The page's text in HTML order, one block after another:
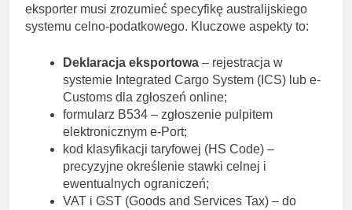
eksporter musi zrozumieć specyfikę australijskiego
systemu celno-podatkowego. Kluczowe aspekty to:
Deklaracja eksportowa – rejestracja w
systemie Integrated Cargo System (ICS) lub e-
Customs dla zgłoszeń online;
formularz B534 – zgłoszenie pulpitem
elektronicznym e-Port;
kod klasyfikacji taryfowej (HS Code) –
precyzyjne określenie stawki celnej i
ewentualnych ograniczeń;
VAT i GST (Goods and Services Tax) – do